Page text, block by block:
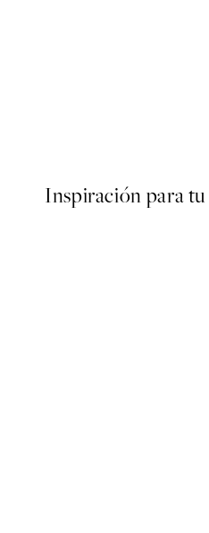
Inspiración para